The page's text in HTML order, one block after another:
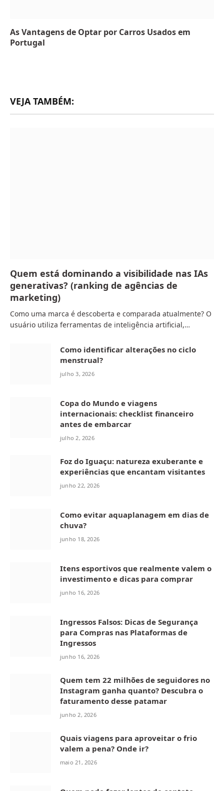
As Vantagens de Optar por Carros Usados em
Portugal
VEJA TAMBÉM:
Quem está dominando a visibilidade nas IAs
generativas? (ranking de agências de
marketing)
Como uma marca é descoberta e comparada atualmente? O
usuário utiliza ferramentas de inteligência artificial,…
Como identificar alterações no ciclo
menstrual?
julho 3, 2026
Copa do Mundo e viagens
internacionais: checklist financeiro
antes de embarcar
julho 2, 2026
Foz do Iguaçu: natureza exuberante e
experiências que encantam visitantes
junho 22, 2026
Como evitar aquaplanagem em dias de
chuva?
junho 18, 2026
Itens esportivos que realmente valem o
investimento e dicas para comprar
junho 16, 2026
Ingressos Falsos: Dicas de Segurança
para Compras nas Plataformas de
Ingressos
junho 16, 2026
Quem tem 22 milhões de seguidores no
Instagram ganha quanto? Descubra o
faturamento desse patamar
junho 2, 2026
Quais viagens para aproveitar o frio
valem a pena? Onde ir?
maio 21, 2026